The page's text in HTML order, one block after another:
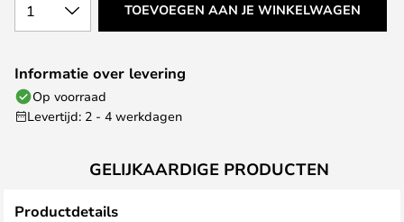
1 TOEVOEGEN AAN JE WINKELWAGEN
Informatie over levering
Op voorraad
Levertijd: 2 - 4 werkdagen
GELIJKAARDIGE PRODUCTEN
Productdetails